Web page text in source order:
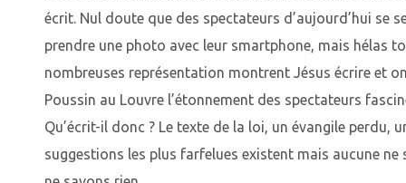
écrit. Nul doute que des spectateurs d’aujourd’hui se
prendre une photo avec leur smartphone, mais hélas
nombreuses représentation montrent Jésus écrire et
Poussin au Louvre l’étonnement des spectateurs
Qu’écrit-il donc ? Le texte de la loi, un évangile perdu,
suggestions les plus farfelues existent mais aucune ne